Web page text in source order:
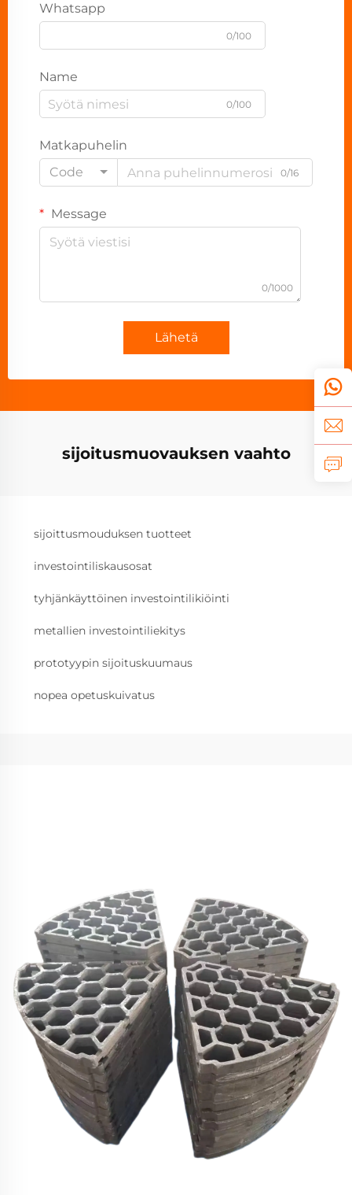
Whatsapp
0/100
Name
0/100
Matkapuhelin
Code
0/16
Message
0/1000
Lähetä
sijoitusmuovauksen vaahto
sijoittusmouduksen tuotteet
investointiliskausosat
tyhjänkäyttöinen investointilikiöinti
metallien investointiliekitys
prototyypin sijoituskuumaus
nopea opetuskuivatus